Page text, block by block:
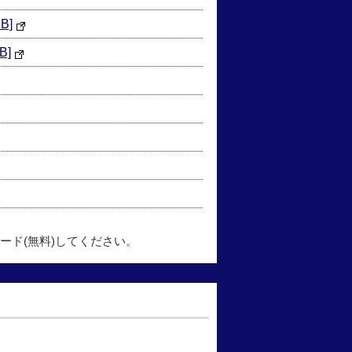
ド(無料)してください。